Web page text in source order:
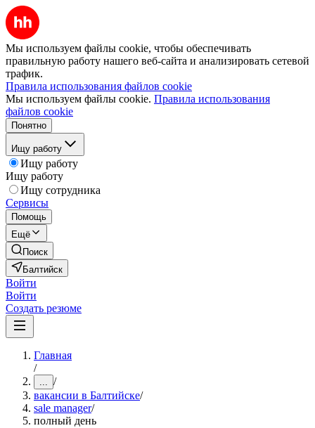
Мы используем файлы cookie, чтобы обеспечивать
правильную работу нашего веб-сайта и анализировать сетевой
трафик.
Правила использования файлов cookie
Мы используем файлы cookie. Правила использования
файлов cookie
Понятно
Ищу работу
Ищу работу
Ищу работу
Ищу сотрудника
Сервисы
Помощь
Ещё
Поиск
Балтийск
Войти
Войти
Создать резюме
Главная
/
... /
вакансии в Балтийске/
sale manager/
полный день